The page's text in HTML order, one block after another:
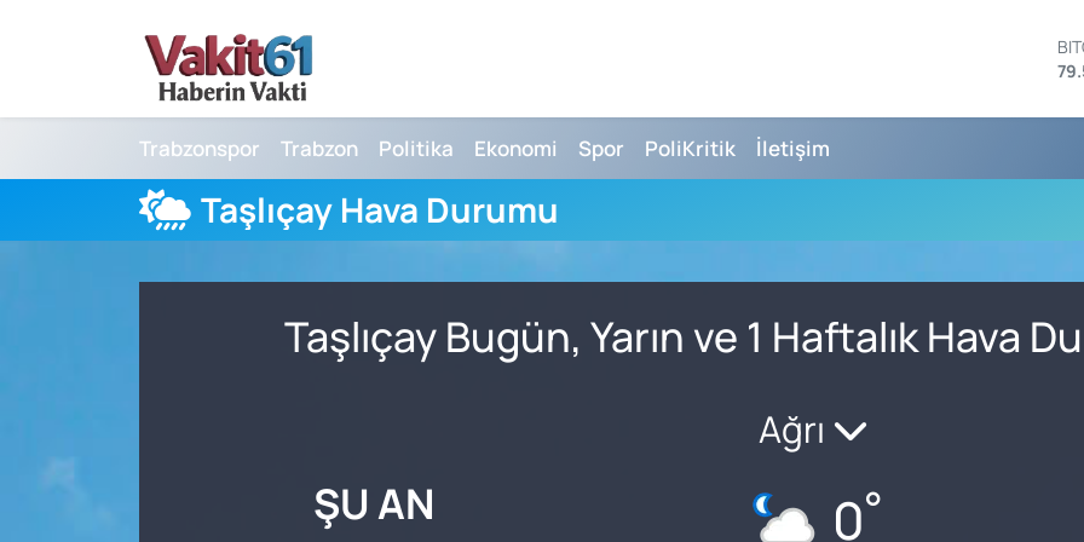
Trabzonspor Trabzon Politika Ekonomi Spor PoliKritik İletişim
Taşlıçay Hava Durumu
Taşlıçay Bugün, Yarın ve 1 Haftalık Hava
ŞU AN
Ağrı
0°
Nöbetçi Eczaneler
Hava Durumu
Namaz Vakitleri
Trafik Durumu
Süper Lig Puan Durumu ve Fikstür
Son Dakika Haberleri